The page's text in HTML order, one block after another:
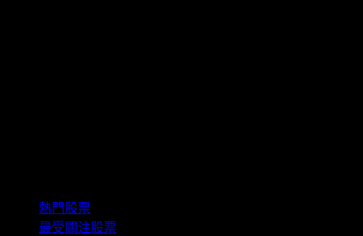
熱門股票
最受關注股票